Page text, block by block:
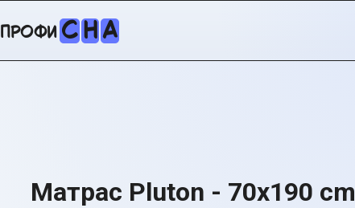
профи С НА
Матрас Pluton - 70x190 cm